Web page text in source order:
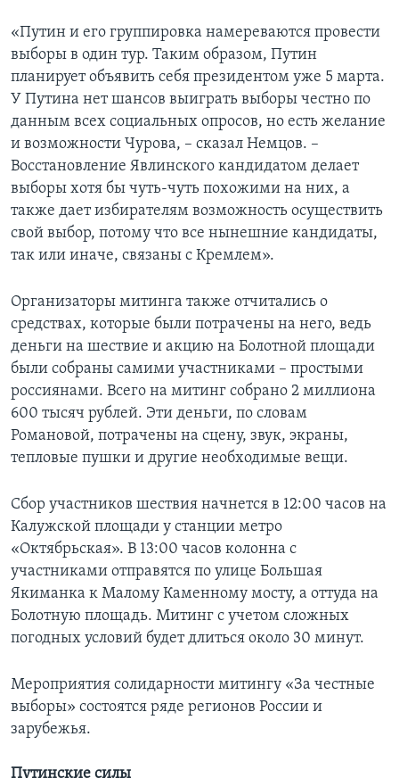
«Путин и его группировка намереваются провести
выборы в один тур. Таким образом, Путин
планирует объявить себя президентом уже 5 марта.
У Путина нет шансов выиграть выборы честно по
данным всех социальных опросов, но есть желание
и возможности Чурова, – сказал Немцов. –
Восстановление Явлинского кандидатом делает
выборы хотя бы чуть-чуть похожими на них, а
также дает избирателям возможность осуществить
свой выбор, потому что все нынешние кандидаты,
так или иначе, связаны с Кремлем».
Организаторы митинга также отчитались о
средствах, которые были потрачены на него, ведь
деньги на шествие и акцию на Болотной площади
были собраны самими участниками – простыми
россиянами. Всего на митинг собрано 2 миллиона
600 тысяч рублей. Эти деньги, по словам
Романовой, потрачены на сцену, звук, экраны,
тепловые пушки и другие необходимые вещи.
Сбор участников шествия начнется в 12:00 часов на
Калужской площади у станции метро
«Октябрьская». В 13:00 часов колонна с
участниками отправятся по улице Большая
Якиманка к Малому Каменному мосту, а оттуда на
Болотную площадь. Митинг с учетом сложных
погодных условий будет длиться около 30 минут.
Мероприятия солидарности митингу «За честные
выборы» состоятся ряде регионов России и
зарубежья.
Путинские силы